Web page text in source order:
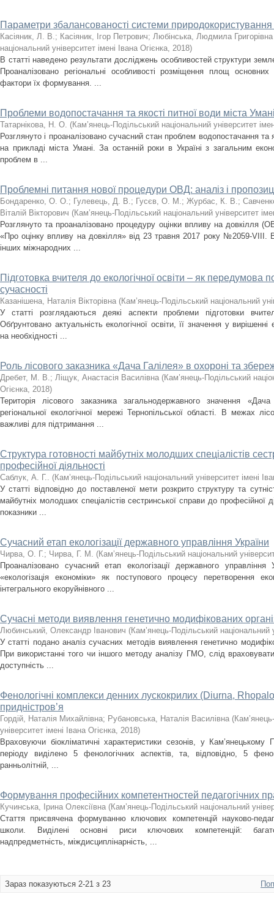
Параметри збалансованості системи природокористування
Касіяник, Л. В.; Касіяник, Ігор Петрович; Любінська, Людмила Григорівна
національний університет імені Івана Огієнка, 2018)
В статті наведено результати досліджень особливостей структури
Проаналізовано регіональні особливості розміщення площ
фактори їх формування. ...
Проблеми водопостачання та якості питної води міста
Татарнікова, Н. О. (Кам’янець-Подільський національний університет
Розглянуто і проаналізовано сучасний стан проблем водопостачання та
на прикладі міста Умані. За останній роки в Україні з загальним
проблем в ...
Проблемні питання нової процедури ОВД: аналіз і
Бондаренко, О. О.; Гулевець, Д. В.; Гусєв, О. М.; Журбас, К. В.;
Віталій Вікторович (Кам’янець-Подільський національний університет
Розглянуто та проаналізовано процедуру оцінки впливу на
«Про оцінку впливу на довкілля» від 23 травня 2017 року №2059-VIII.
інших міжнародних ...
Підготовка вчителя до екологічної освіти – як передумова
сучасності
Казанішена, Наталія Вікторівна (Кам’янець-Подільський національний
У статті розглядаються деякі аспекти проблеми підготовки
Обґрунтовано актуальність екологічної освіти, її значення у
на необхідності ...
Роль лісового заказника «Дача Галілея» в охороні та
Дребет, М. В.; Ліщук, Анастасія Василівна (Кам’янець-Подільський
Огієнка, 2018)
Територія лісового заказника загальнодержавного значення
регіональної екологічної мережі Тернопільської області. В межах
важливі для підтримання ...
Структура готовності майбутніх молодших спеціалістів
професійної діяльності
Саблук, А. Г.. (Кам’янець-Подільський національний університет імені
У статті відповідно до поставленої мети розкрито структуру та
майбутніх молодших спеціалістів сестринської справи до професійної
показники ...
Сучасний етап екологізації державного управління України
Чирва, О. Г.; Чирва, Г. М. (Кам’янець-Подільський національний
Проаналізовано сучасний етап екологізації державного управління
«екологізація економіки» як поступового процесу перетворення
інтегрального екоруйнівного ...
Сучасні методи виявлення генетично модифікованих
Любинський, Олександр Іванович (Кам’янець-Подільський національний
У статті подано аналіз сучасних методів виявлення генетично
При використаннi того чи іншого методу аналізу ГМО, слід враховувати
доступність ...
Фенологічні комплекси денних лускокрилих (Diurna,
придністров’я
Гордій, Наталія Михайлівна; Рубановська, Наталія Василівна (
університет імені Івана Огієнка, 2018)
Враховуючи біокліматичні характеристики сезонів, у Кам’янецькому
періоду виділено 5 фенологічних аспектів, та, відповідно, 5
ранньолітній, ...
Формування професійних компетентностей педагогічних
Кучинська, Ірина Олексіївна (Кам’янець-Подільський національний
Стаття присвячена формуванню ключових компетенцій науково-
школи. Виділені основні риси ключових компетенцій:
надпредметність, міждисциплінарність, ...
Зараз показуються 2-21 з 23